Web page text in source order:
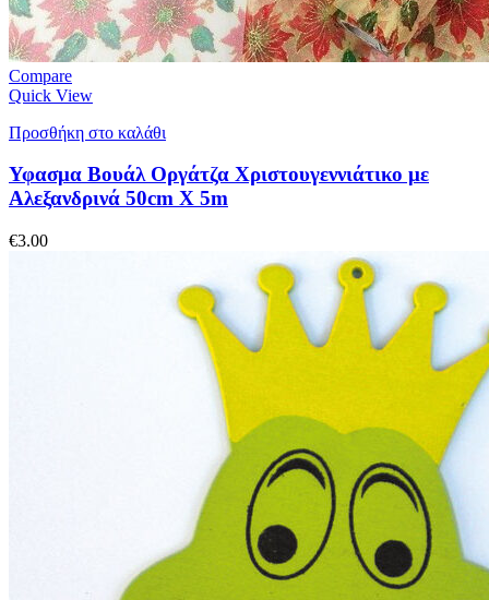
Compare
Quick View
Προσθήκη στο καλάθι
Υφασμα Βουάλ Οργάτζα Χριστουγεννιάτικο με
Αλεξανδρινά 50cm X 5m
€3.00